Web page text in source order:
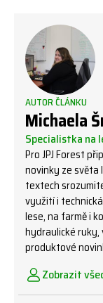
AUTOR ČLÁNKU
Michaela
Specialistka na
Pro JPJ Forest
novinky ze světa
textech
využití i
lese, na farmě i
hydraulické
produktové
Zobrazit